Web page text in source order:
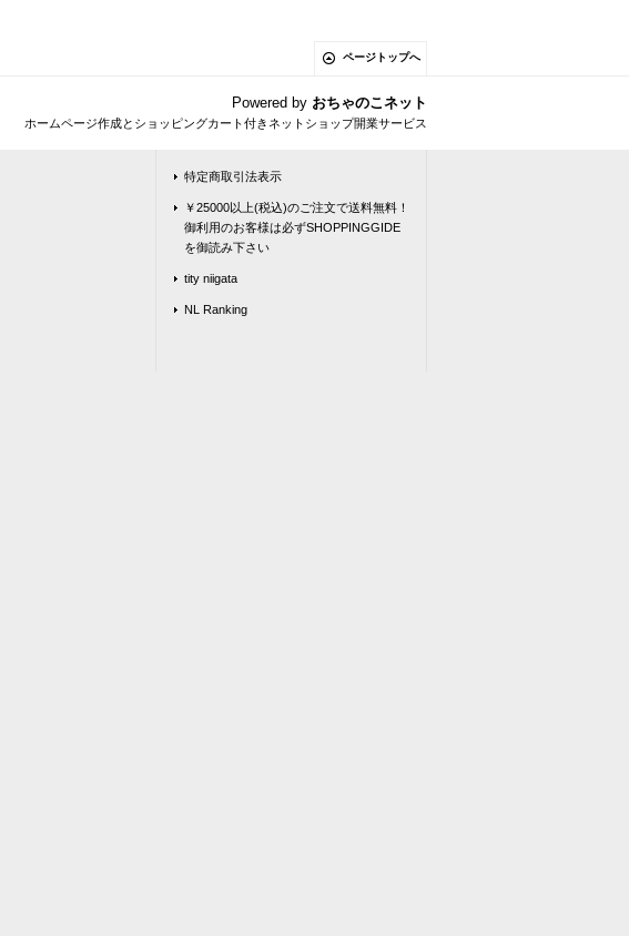
ページトップへ
Powered by おちゃのこネット
ホームページ作成とショッピングカート付きネットショップ開業サービス
特定商取引法表示
￥25000以上(税込)のご注文で送料無料！
御利用のお客様は必ずSHOPPINGGIDE
を御読み下さい
tity niigata
NL Ranking